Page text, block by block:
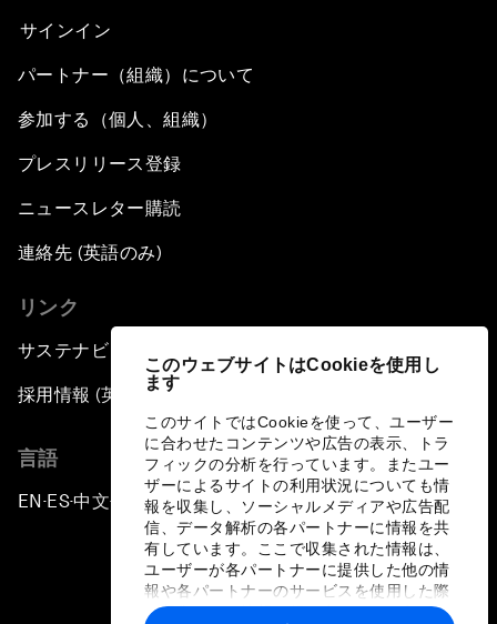
このウェブサイトはCookieを使用し
ます
このサイトではCookieを使って、ユーザー
に合わせたコンテンツや広告の表示、トラ
フィックの分析を行っています。またユー
ザーによるサイトの利用状況についても情
報を収集し、ソーシャルメディアや広告配
信、データ解析の各パートナーに情報を共
有しています。ここで収集された情報は、
ユーザーが各パートナーに提供した他の情
報や各パートナーのサービスを使用した際
に収集された情報と組み合わされ、各パー
サインイン
パートナー（組織）について
参加する（個人、組織）
プレスリリース登録
ニュースレター購読
連絡先 (英語のみ)
リンク
サステナビリティへの取り組み
採用情報 (英語のみ)
言語
EN ▪ES▪中文▪ 日本語